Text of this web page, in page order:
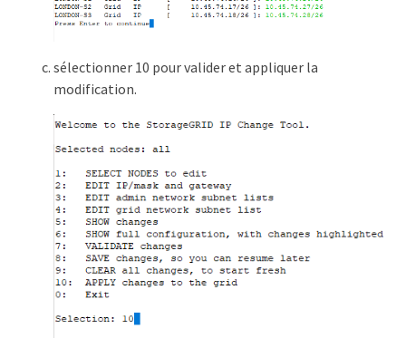
sélectionner 10 pour valider et appliquer la
modification.